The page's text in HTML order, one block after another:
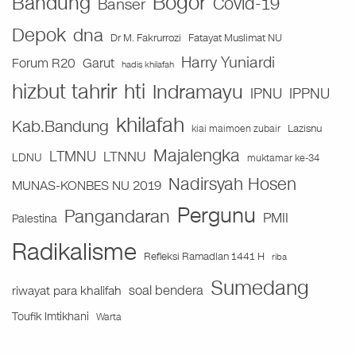
Banser
Depok dna Dr M. Fakrurrozi Fatayat Muslimat NU
Forum R20 Garut hadis khilafah Harry Yuniardi
hizbut tahrir hti Indramayu IPNU IPPNU
Kab.Bandung khilafah kiai maimoen zubair
Lazisnu
LDNU LTMNU LTNNU Majalengka muktamar ke-34
MUNAS-KONBES NU 2019 Nadirsyah Hosen
Palestina Pangandaran Pergunu PMII
Radikalisme Refleksi Ramadlan 1441 H riba
riwayat para khalifah soal bendera Sumedang
Toufik Imtikhani Warta